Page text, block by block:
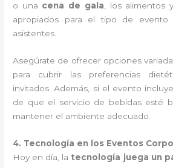
o una cena de gala , los alimentos
apropiados para el tipo de
asistentes.
Asegúrate de ofrecer opciones
para cubrir las preferencias
invitados. Además, si el evento
de que el servicio de bebidas esté
mantener el ambiente adecuado.
4. Tecnología en los Eventos
Hoy en día, la tecnología juega un